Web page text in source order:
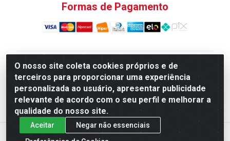
O nosso site coleta cookies próprios e de
terceiros para proporcionar uma experiência
personalizada ao usuário, apresentar publicidade
relevante de acordo com o seu perfil e melhorar a
qualidade do nosso site.
Aceitar
Negar não essenciais
Formas de Pagamento
Atacadao da Limpeza F. Pereira Queiroz Comercio e
Distribuicao LTDA - Quadra Qi 10 Lotes 39 e, 41 - Setor
Industrial (Taguatinga), Brasília/DF - CEP 72.135-100 -
CNPJ 13.184.675/0001-80